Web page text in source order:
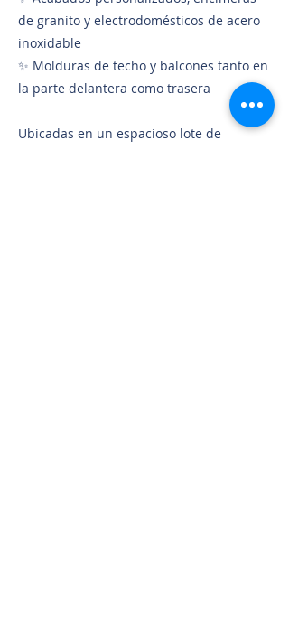
de granito y electrodomésticos de acero
inoxidable
✨ Molduras de techo y balcones tanto en
la parte delantera como trasera
Ubicadas en un espacioso lote de